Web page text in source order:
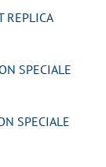
SPECIALE
SPECIALE